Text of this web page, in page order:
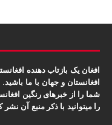
افغان یک بازتاب دهنده
افغانستان و جهان با ما
شما را از خبرهای رنگین
را میتوانید با ذکر منبع آن